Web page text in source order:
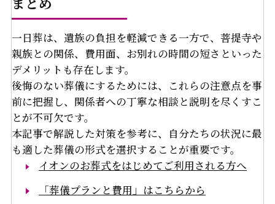
一日葬は、遺族の負担を軽減できる一方で、菩提寺や
親族との関係、費用面、お別れの時間の短さといった
デメリットも存在します。
後悔のない葬儀にするためには、これらの注意点を事
前に把握し、関係者への丁寧な相談と説明を尽くすこ
とが不可欠です。
本記事で解説した対策を参考に、自分たちの状況に最
も適した葬儀の形式を選択することが重要です。
イオンのお葬式をはじめてご利用される方へ
「葬儀プランと費用」はこちらから